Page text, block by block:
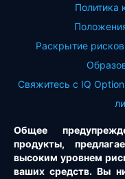
Политика
Раскрытие
Свяжитесь с IQ
Общее
продукты,
высоким уровнем
ваших средств. Вы